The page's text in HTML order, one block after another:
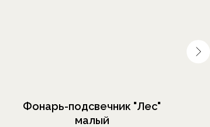
Фонарь-подсвечник "Лес"
малый